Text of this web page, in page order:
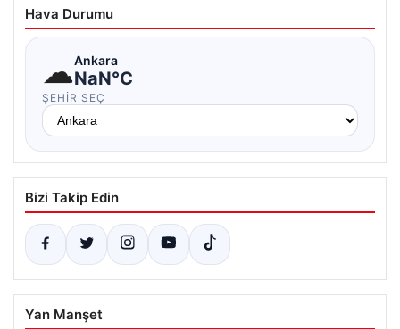
Hava Durumu
☁Ankara
NaN°C
ŞEHIR SEÇ
Bizi Takip Edin
Yan Manşet